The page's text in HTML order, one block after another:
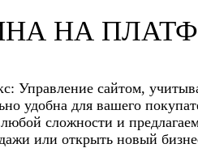
НА
Управление сайтом,
удобна для вашего
сложности и
или открыть новый